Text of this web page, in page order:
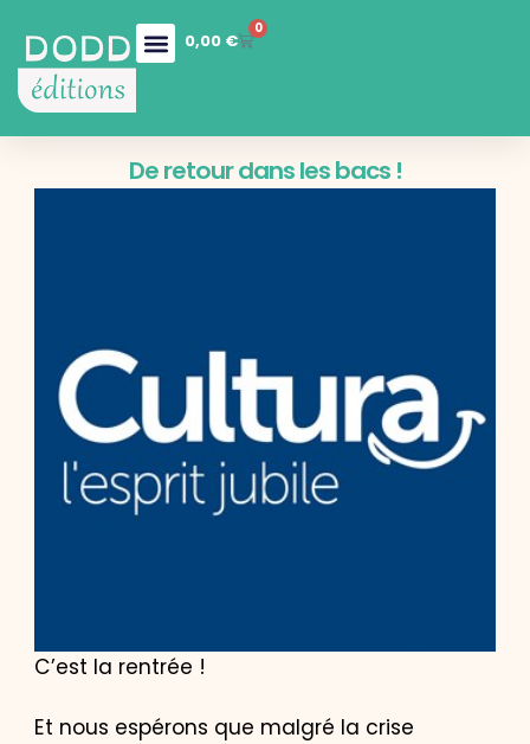
0,00 €
0
De retour dans les bacs !
C’est la rentrée !
Et nous espérons que malgré la crise